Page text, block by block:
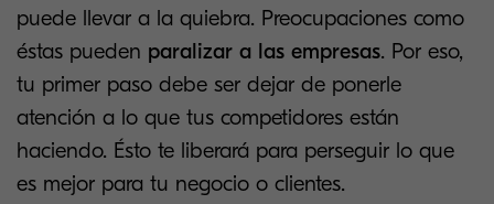
puede llevar a la quiebra. Preocupaciones como
éstas pueden paralizar a las empresas. Por eso,
tu primer paso debe ser dejar de ponerle
atención a lo que tus competidores están
haciendo. Ésto te liberará para perseguir lo que
es mejor para tu negocio o clientes.